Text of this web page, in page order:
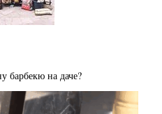
барбекю на даче?